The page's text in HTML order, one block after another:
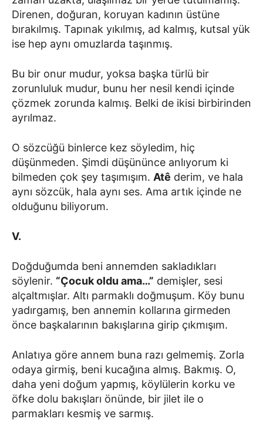
Direnen, doğuran, koruyan kadının üstüne
bırakılmış. Tapınak yıkılmış, ad kalmış, kutsal yük
ise hep aynı omuzlarda taşınmış.
Bu bir onur mudur, yoksa başka türlü bir
zorunluluk mudur, bunu her nesil kendi içinde
çözmek zorunda kalmış. Belki de ikisi birbirinden
ayrılmaz.
O sözcüğü binlerce kez söyledim, hiç
düşünmeden. Şimdi düşününce anlıyorum ki
bilmeden çok şey taşımışım. Atê derim, ve hala
aynı sözcük, hala aynı ses. Ama artık içinde ne
olduğunu biliyorum.
V.
Doğduğumda beni annemden sakladıkları
söylenir. “Çocuk oldu ama…” demişler, sesi
alçaltmışlar. Altı parmaklı doğmuşum. Köy bunu
yadırgamış, ben annemin kollarına girmeden
önce başkalarının bakışlarına girip çıkmışım.
Anlatıya göre annem buna razı gelmemiş. Zorla
odaya girmiş, beni kucağına almış. Bakmış. O,
daha yeni doğum yapmış, köylülerin korku ve
öfke dolu bakışları önünde, bir jilet ile o
parmakları kesmiş ve sarmış.